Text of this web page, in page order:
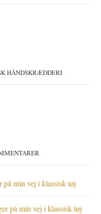
HÅNDSKRÆDDERI
på min vej i klassisk tøj
på min vej i klassisk tøj